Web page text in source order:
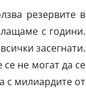
резервите в
с години.
засегнати.
не могат да се
с милиардите от